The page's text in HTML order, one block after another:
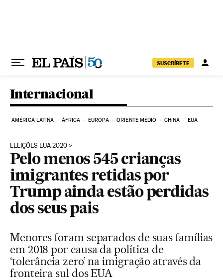
SUSCRÍBETE
Internacional
AMÉRICA LATINA ÁFRICA EUROPA ORIENTE MÉDIO CHINA EUA
ELEIÇÕES EUA 2020
Pelo menos 545 crianças
imigrantes retidas por
Trump ainda estão perdidas
dos seus pais
Menores foram separados de suas famílias
em 2018 por causa da política de
‘tolerância zero’ na imigração através da
fronteira sul dos EUA